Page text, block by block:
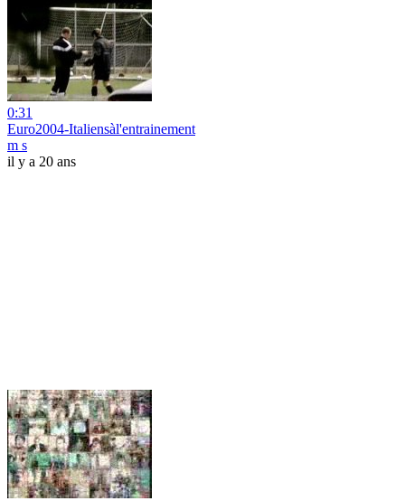
0:31
Euro2004-Italiensàl'entrainement
m s
il y a 20 ans